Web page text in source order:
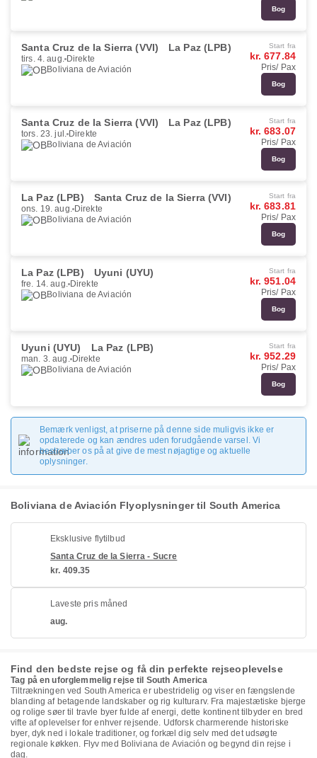
Bog
Santa Cruz de la Sierra (VVI) La Paz (LPB)
tirs. 4. aug. Direkte
Boliviana de Aviación
Start fra
kr. 677.84
Pris/ Pax
Bog
Santa Cruz de la Sierra (VVI) La Paz (LPB)
tors. 23. jul. Direkte
Boliviana de Aviación
Start fra
kr. 683.07
Pris/ Pax
Bog
La Paz (LPB) Santa Cruz de la Sierra (VVI)
ons. 19. aug. Direkte
Boliviana de Aviación
Start fra
kr. 683.81
Pris/ Pax
Bog
La Paz (LPB) Uyuni (UYU)
fre. 14. aug. Direkte
Boliviana de Aviación
Start fra
kr. 951.04
Pris/ Pax
Bog
Uyuni (UYU) La Paz (LPB)
man. 3. aug. Direkte
Boliviana de Aviación
Start fra
kr. 952.29
Pris/ Pax
Bog
Bemærk venligst, at priserne på denne side muligvis ikke er
opdaterede og kan ændres uden forudgående varsel. Vi
bestræber os på at give de mest nøjagtige og aktuelle
oplysninger.
Boliviana de Aviación Flyoplysninger til South America
Eksklusive flytilbud
Santa Cruz de la Sierra - Sucre
kr. 409.35
Laveste pris måned
aug.
Find den bedste rejse og få din perfekte rejseoplevelse
Tag på en uforglemmelig rejse til South America
Tiltrækningen ved South America er ubestridelig og viser en fængslende
blanding af betagende landskaber og rig kulturarv. Fra majestætiske bjerge
og rolige søer til travle byer fulde af energi, dette kontinent tilbyder en bred
vifte af oplevelser for enhver rejsende. Udforsk charmerende historiske
byer, dyk ned i lokale traditioner, og forkæl dig selv med det udsøgte
regionale køkken. Flyv med Boliviana de Aviación og begynd din rejse i
dag.